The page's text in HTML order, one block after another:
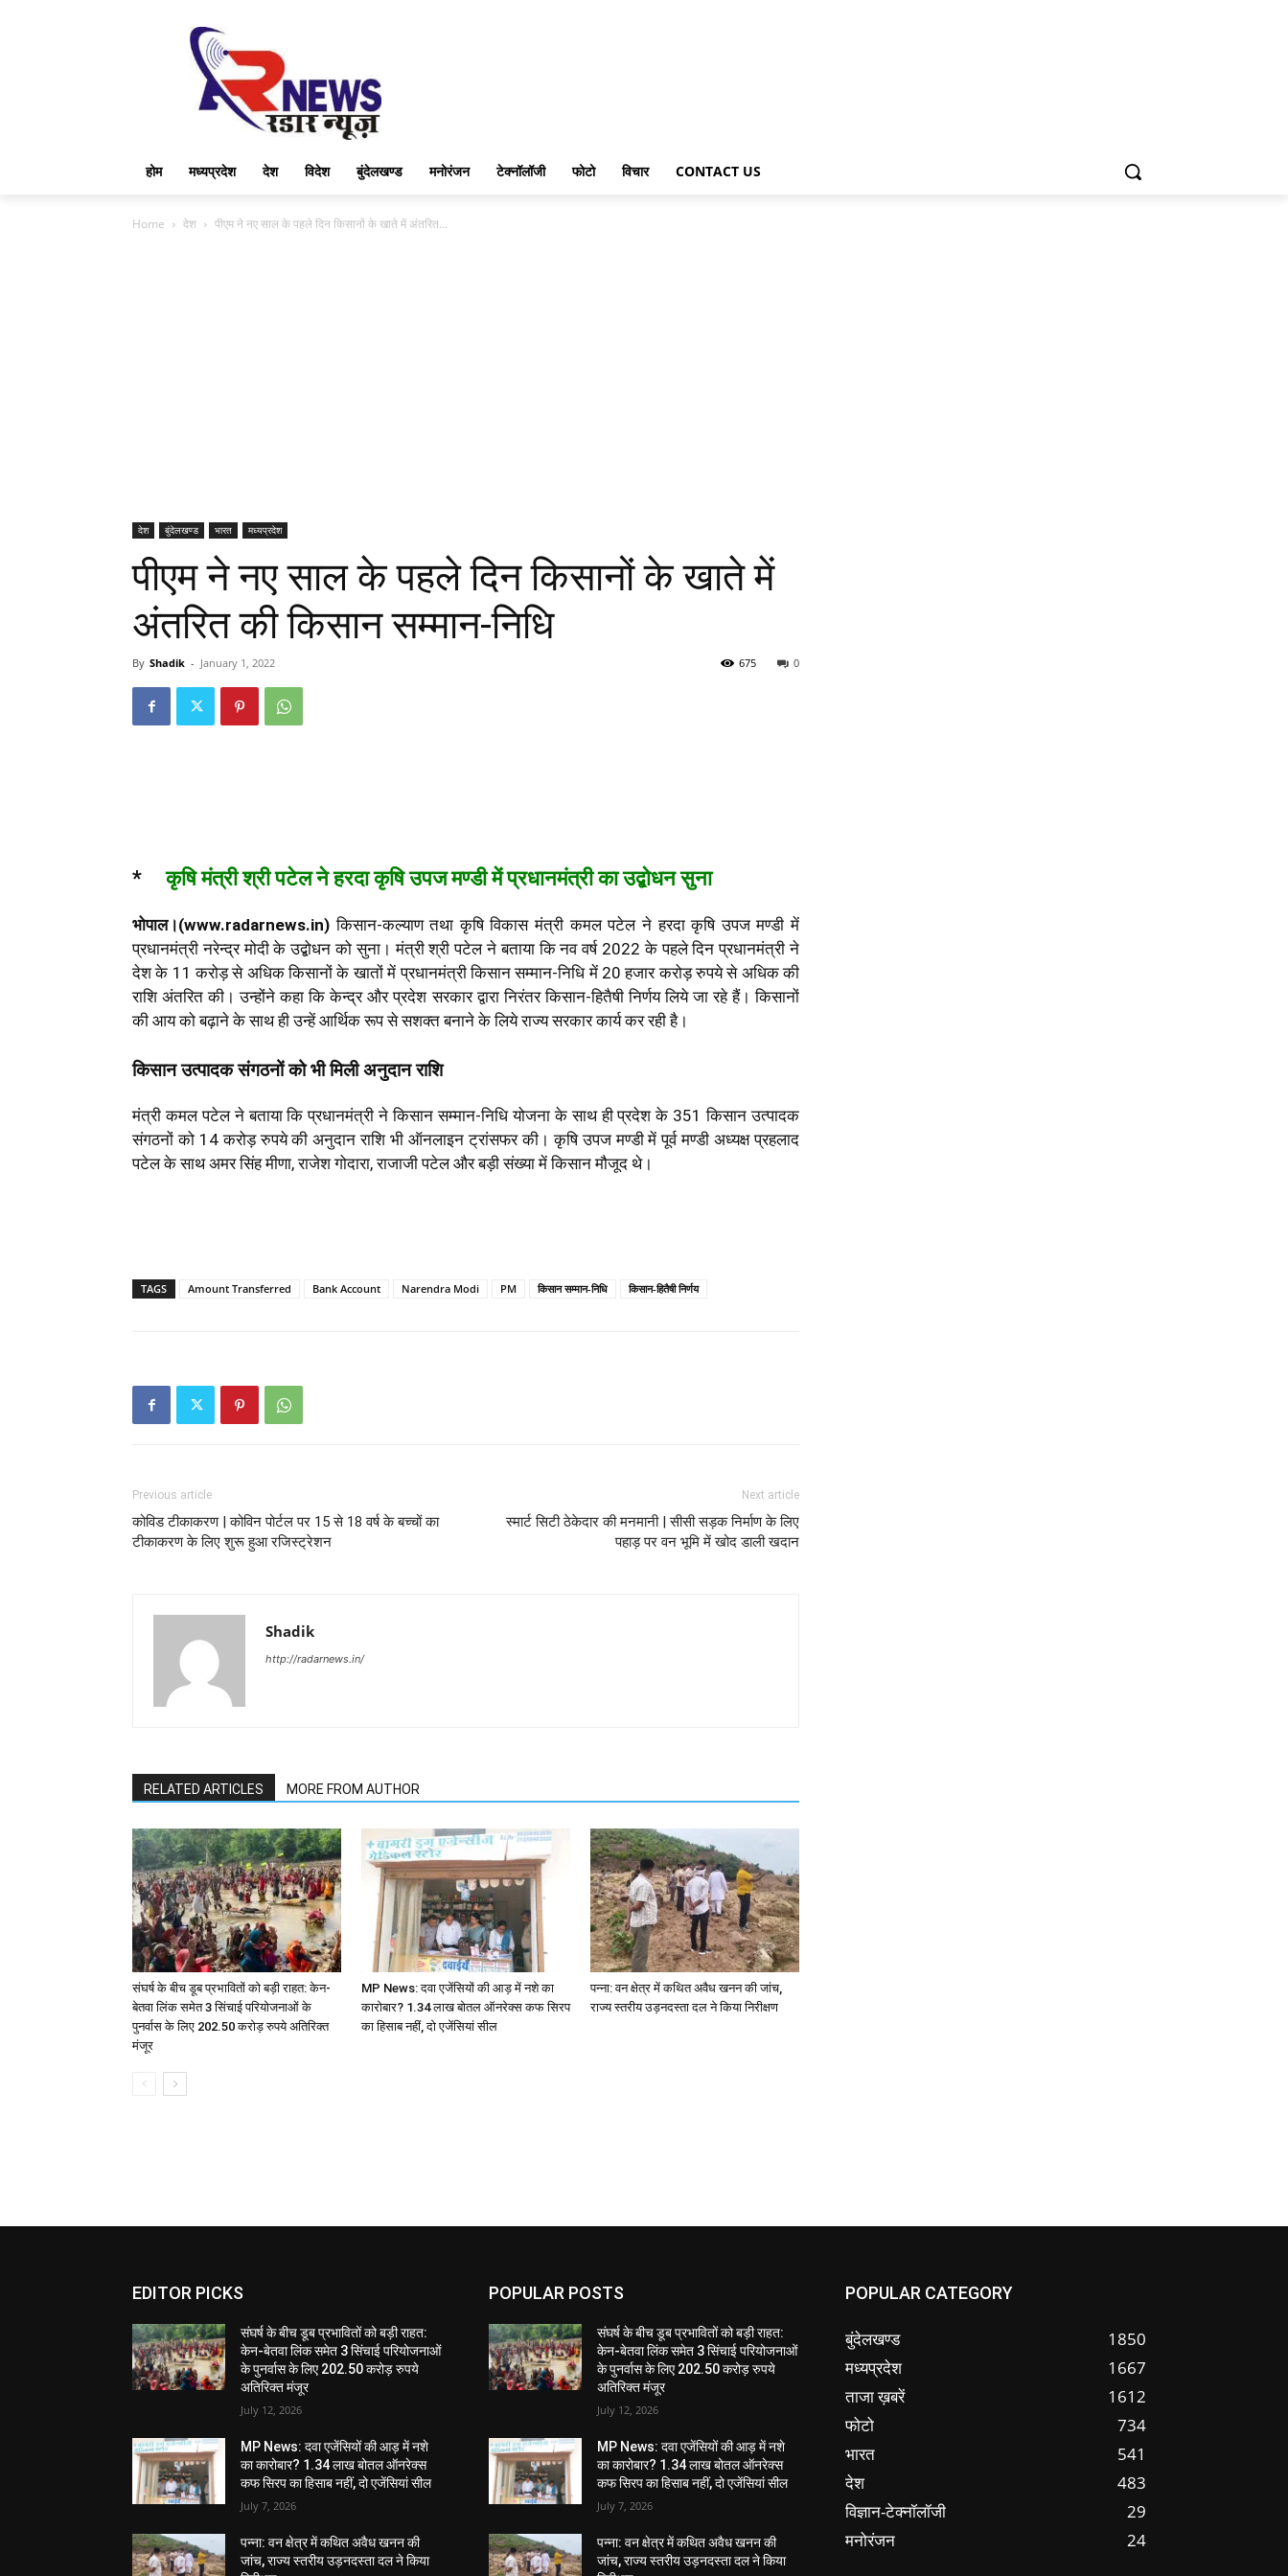
होम मध्यप्रदेश देश विदेश बुंदेलखण्ड मनोरंजन टेक्नॉलॉजी फोटो विचार CONTACT US
Home देश पीएम ने नए साल के पहले दिन किसानों के खाते में अंतरित...
देश बुंदेलखण्ड भारत मध्यप्रदेश
पीएम ने नए साल के पहले दिन किसानों के खाते में
अंतरित की किसान सम्मान-निधि
By Shadik - January 1, 2022 0
675
* कृषि मंत्री श्री पटेल ने हरदा कृषि उपज मण्डी में प्रधानमंत्री का उद्बोधन सुना
भोपाल।(www.radarnews.in) किसान-कल्याण तथा कृषि विकास मंत्री कमल पटेल ने हरदा कृषि उपज मण्डी में
प्रधानमंत्री नरेन्द्र मोदी के उद्बोधन को सुना। मंत्री श्री पटेल ने बताया कि नव वर्ष 2022 के पहले दिन प्रधानमंत्री ने
देश के 11 करोड़ से अधिक किसानों के खातों में प्रधानमंत्री किसान सम्मान-निधि में 20 हजार करोड़ रुपये से अधिक की
राशि अंतरित की। उन्होंने कहा कि केन्द्र और प्रदेश सरकार द्वारा निरंतर किसान-हितैषी निर्णय लिये जा रहे हैं। किसानों
की आय को बढ़ाने के साथ ही उन्हें आर्थिक रूप से सशक्त बनाने के लिये राज्य सरकार कार्य कर रही है।
किसान उत्पादक संगठनों को भी मिली अनुदान राशि
मंत्री कमल पटेल ने बताया कि प्रधानमंत्री ने किसान सम्मान-निधि योजना के साथ ही प्रदेश के 351 किसान उत्पादक
संगठनों को 14 करोड़ रुपये की अनुदान राशि भी ऑनलाइन ट्रांसफर की। कृषि उपज मण्डी में पूर्व मण्डी अध्यक्ष प्रहलाद
पटेल के साथ अमर सिंह मीणा, राजेश गोदारा, राजाजी पटेल और बड़ी संख्या में किसान मौजूद थे।
TAGS Amount Transferred Bank Account Narendra Modi PM किसान सम्मान-निधि किसान-हितैषी निर्णय
Previous article
कोविड टीकाकरण | कोविन पोर्टल पर 15 से 18 वर्ष के बच्चों का
टीकाकरण के लिए शुरू हुआ रजिस्ट्रेशन
Next article
स्मार्ट सिटी ठेकेदार की मनमानी | सीसी सड़क निर्माण के लिए
पहाड़ पर वन भूमि में खोद डाली खदान
Shadik
http://radarnews.in/
RELATED ARTICLES MORE FROM AUTHOR
संघर्ष के बीच डूब प्रभावितों को बड़ी राहत: केन-
बेतवा लिंक समेत 3 सिंचाई परियोजनाओं के
पुनर्वास के लिए 202.50 करोड़ रुपये अतिरिक्त
मंजूर
MP News: दवा एजेंसियों की आड़ में नशे का
कारोबार? 1.34 लाख बोतल ऑनरेक्स कफ सिरप
का हिसाब नहीं, दो एजेंसियां सील
पन्ना: वन क्षेत्र में कथित अवैध खनन की जांच,
राज्य स्तरीय उड़नदस्ता दल ने किया निरीक्षण
EDITOR PICKS
संघर्ष के बीच डूब प्रभावितों को बड़ी राहत:
केन-बेतवा लिंक समेत 3 सिंचाई परियोजनाओं
के पुनर्वास के लिए 202.50 करोड़ रुपये
अतिरिक्त मंजूर
July 12, 2026
MP News: दवा एजेंसियों की आड़ में नशे
का कारोबार? 1.34 लाख बोतल ऑनरेक्स
कफ सिरप का हिसाब नहीं, दो एजेंसियां सील
July 7, 2026
पन्ना: वन क्षेत्र में कथित अवैध खनन की
जांच, राज्य स्तरीय उड़नदस्ता दल ने किया
POPULAR POSTS
संघर्ष के बीच डूब प्रभावितों को बड़ी राहत:
केन-बेतवा लिंक समेत 3 सिंचाई परियोजनाओं
के पुनर्वास के लिए 202.50 करोड़ रुपये
अतिरिक्त मंजूर
July 12, 2026
MP News: दवा एजेंसियों की आड़ में नशे
का कारोबार? 1.34 लाख बोतल ऑनरेक्स
कफ सिरप का हिसाब नहीं, दो एजेंसियां सील
July 7, 2026
पन्ना: वन क्षेत्र में कथित अवैध खनन की
जांच, राज्य स्तरीय उड़नदस्ता दल ने किया
POPULAR CATEGORY
बुंदेलखण्ड
1850
मध्यप्रदेश
1667
ताजा ख़बरें
1612
फोटो
734
भारत
541
देश
483
विज्ञान-टेक्नॉलॉजी
29
मनोरंजन
24